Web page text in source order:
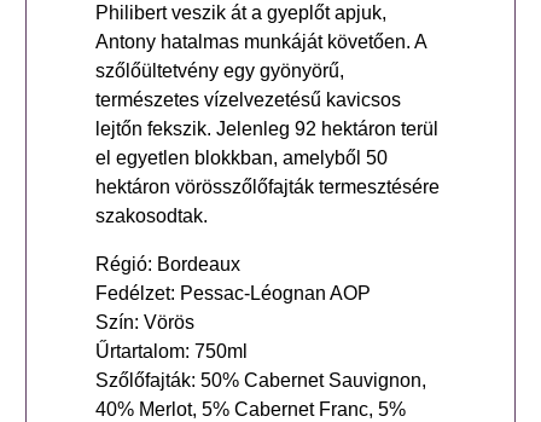
Philibert veszik át a gyeplőt apjuk,
Antony hatalmas munkáját követően. A
szőlőültetvény egy gyönyörű,
természetes vízelvezetésű kavicsos
lejtőn fekszik. Jelenleg 92 hektáron terül
el egyetlen blokkban, amelyből 50
hektáron vörösszőlőfajták termesztésére
szakosodtak.
Régió: Bordeaux
Fedélzet: Pessac-Léognan AOP
Szín: Vörös
Űrtartalom: 750ml
Szőlőfajták: 50% Cabernet Sauvignon,
40% Merlot, 5% Cabernet Franc, 5%